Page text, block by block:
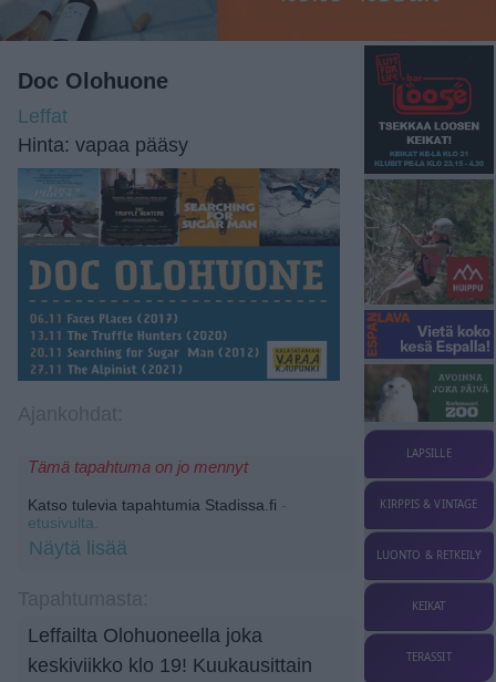
Doc Olohuone
Leffat
Hinta: vapaa pääsy
Tämä tapahtuma on jo mennyt
Katso tulevia tapahtumia Stadissa.fi -
etusivulta.
Näytä lisää
Leffailta Olohuoneella joka
keskiviikko klo 19! Kuukausittain
LAPSILLE
KIRPPIS & VINTAGE
LUONTO & RETKEILY
KEIKAT
TERASSIT